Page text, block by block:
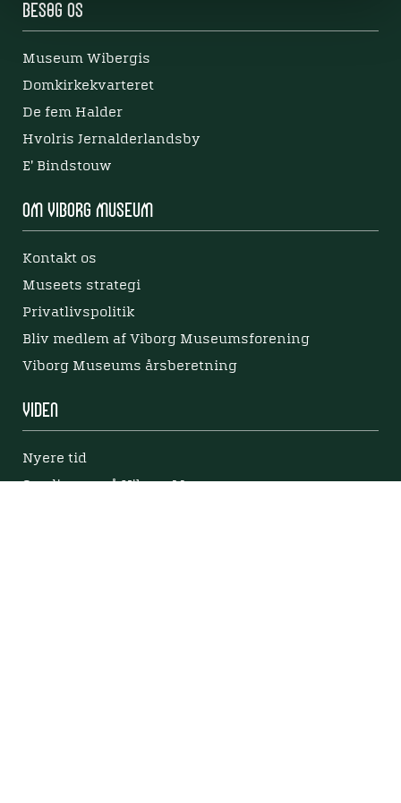
Besøg os
Museum Wibergis
Domkirkekvarteret
De fem Halder
Hvolris Jernalderlandsby
E' Bindstouw
Om Viborg Museum
Kontakt os
Museets strategi
Privatlivspolitik
Bliv medlem af Viborg Museumsforening
Viborg Museums årsberetning
Viden
Nyere tid
Samlingen på Viborg Museum